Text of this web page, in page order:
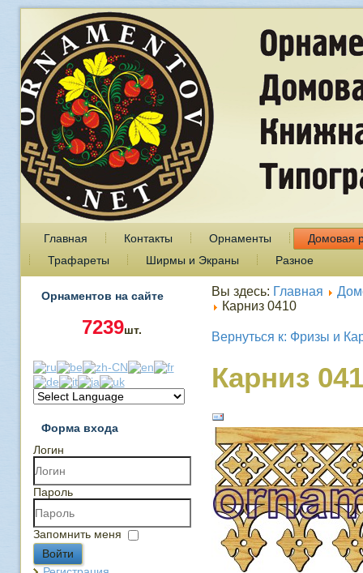
Главная Контакты Орнаменты
Домовая
Трафареты
Ширмы и Экраны Разное
Орнаментов на сайте
7239шт.
Форма входа
Логин
Пароль
Запомнить меня
Войти
Вы здесь: Главная
Карниз 0410
Вернуться к: Фризы и
Карниз